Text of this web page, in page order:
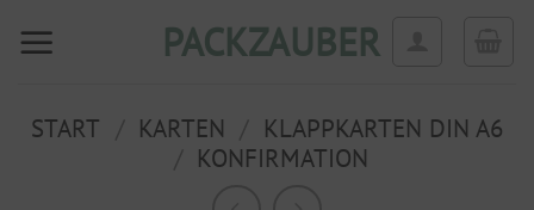
Inhalt
PACKZAUBER
START KARTEN
KLAPPKARTEN DIN A6
KONFIRMATION